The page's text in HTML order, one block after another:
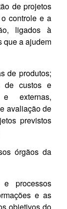
de projetos
o controle e a
ligados à
que a ajudem
de produtos;
de custos e
externas,
avaliação de
previstos
órgãos da
processos
e as